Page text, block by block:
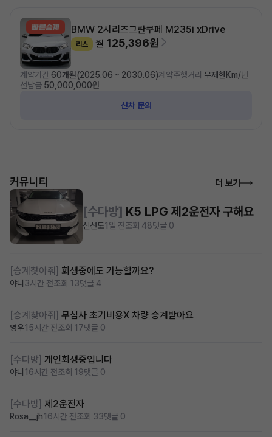
BMW 2시리즈그란쿠페 M235i xDrive
리스 월 125,396원
계약기간 60개월(2025.06 ~ 2030.06)계약주행거리 무제한Km/년
선납금 50,000,000원
신차 문의
커뮤니티 더 보기
[승계찾아줘] 회생중에도 가능할까요?
야니 3시간 전조회 13댓글 4
[승계찾아줘] 무심사 초기비용X 차량 승계받아요
영우15시간 전조회 17댓글 0
[수다방] 개인회생중입니다
야니 16시간 전조회 19댓글 0
[수다방] 제2운전자
Rosa__jh16시간 전조회 33댓글 0
[수다방] K5 LPG 제2운전자 구해요
신선도1일 전조회 48댓글 0